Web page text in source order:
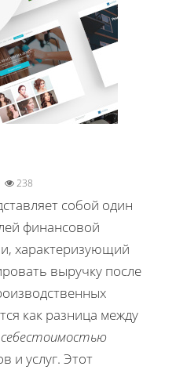
238
собой один
финансовой
характеризующий
выручку после
как разница между
себестоимостью
и услуг. Этот